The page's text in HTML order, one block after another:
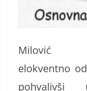
elokventno
pohvalivši